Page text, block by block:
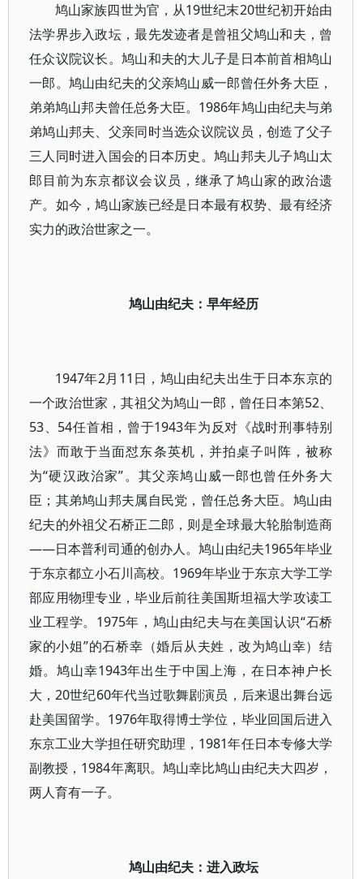
鸠山家族四世为官，从19世纪末20世纪初开始由
法学界步入政坛，最先发迹者是曾祖父鸠山和夫，曾
任众议院议长。鸠山和夫的大儿子是日本前首相鸠山
一郎。鸠山由纪夫的父亲鸠山威一郎曾任外务大臣，
弟弟鸠山邦夫曾任总务大臣。1986年鸠山由纪夫与弟
弟鸠山邦夫、父亲同时当选众议院议员，创造了父子
三人同时进入国会的日本历史。鸠山邦夫儿子鸠山太
郎目前为东京都议会议员，继承了鸠山家的政治遗
产。如今，鸠山家族已经是日本最有权势、最有经济
实力的政治世家之一。
鸠山由纪夫：早年经历
1947年2月11日，鸠山由纪夫出生于日本东京的
一个政治世家，其祖父为鸠山一郎，曾任日本第52、
53、54任首相，曾于1943年为反对《战时刑事特别
法》而敢于当面怼东条英机，并拍桌子叫阵，被称
为“硬汉政治家”。其父亲鸠山威一郎也曾任外务大
臣；其弟鸠山邦夫属自民党，曾任总务大臣。鸠山由
纪夫的外祖父石桥正二郎，则是全球最大轮胎制造商
——日本普利司通的创办人。鸠山由纪夫1965年毕业
于东京都立小石川高校。1969年毕业于东京大学工学
部应用物理专业，毕业后前往美国斯坦福大学攻读工
业工程学。1975年，鸠山由纪夫与在美国认识“石桥
家的小姐”的石桥幸（婚后从夫姓，改为鸠山幸）结
婚。鸠山幸1943年出生于中国上海，在日本神户长
大，20世纪60年代当过歌舞剧演员，后来退出舞台远
赴美国留学。1976年取得博士学位，毕业回国后进入
东京工业大学担任研究助理，1981年任日本专修大学
副教授，1984年离职。鸠山幸比鸠山由纪夫大四岁，
两人育有一子。
鸠山由纪夫：进入政坛